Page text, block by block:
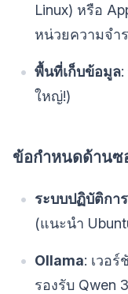
Linux) หรือ
หน่วยความจำ
พื้นที่เก็บข้อมูล
ใหญ่!)
ข้อกำหนดด้านซ
ระบบปฏิบัติการ
(แนะนำ
Ollama: เวอ
รองรับ Qwen